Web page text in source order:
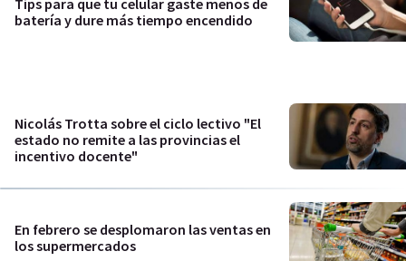
Tips para que tu celular gaste menos de
batería y dure más tiempo encendido
Nicolás Trotta sobre el ciclo lectivo "El
estado no remite a las provincias el
incentivo docente"
En febrero se desplomaron las ventas en
los supermercados